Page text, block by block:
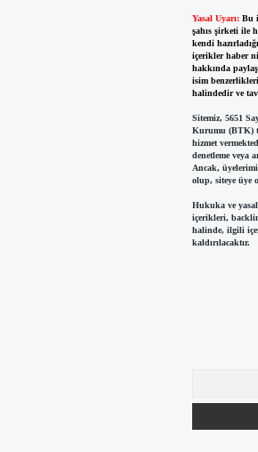
Yasal Uyarı: Bu
şahıs şirketi ile
kendi
içerikler haber
hakkında
isim
halindedir ve
Sitemiz, 5651
Kurumu (BTK)
hizmet
denetleme veya
Ancak,
olup, siteye üye
Hukuka ve
içerikleri,
halinde, ilgili
kaldırılacaktır.